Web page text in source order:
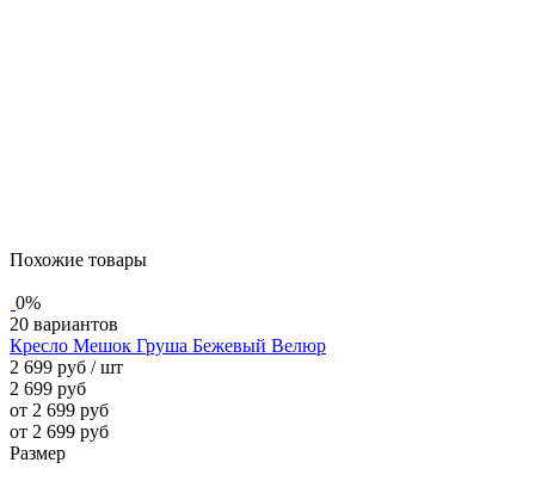
Похожие товары
0%
20 вариантов
Кресло Мешок Груша Бежевый Велюр
2 699 руб / шт
2 699 руб
от 2 699 руб
от 2 699 руб
Размер